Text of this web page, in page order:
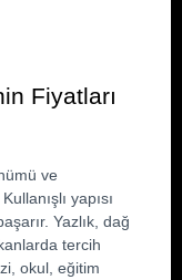
Fiyatları
ve
yapısı
Yazlık, dağ
tercih
okul, eğitim